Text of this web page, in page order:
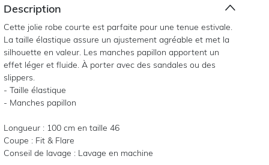
Description
Cette jolie robe courte est parfaite pour une tenue estivale.
La taille élastique assure un ajustement agréable et met la
silhouette en valeur. Les manches papillon apportent un
effet léger et fluide. À porter avec des sandales ou des
slippers.
- Taille élastique
- Manches papillon
Longueur : 100 cm en taille 46
Coupe : Fit & Flare
Conseil de lavage : Lavage en machine